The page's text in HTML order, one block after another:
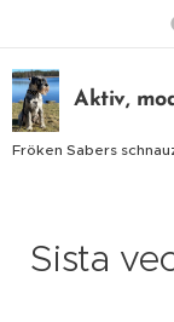
Aktiv,
Fröken Sabers
Sista